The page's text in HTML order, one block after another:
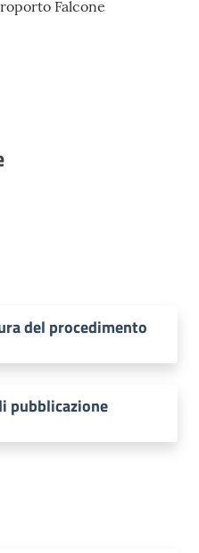
Falcone
del procedimento
pubblicazione